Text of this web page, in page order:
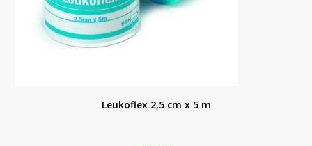
Leukoflex 2,5 cm x 5 m